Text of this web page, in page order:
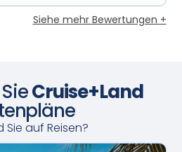
Siehe mehr Bewertungen +
Cruise+Land
Sie auf Reisen?